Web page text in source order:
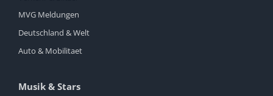
MVG Meldungen
Deutschland & Welt
Auto & Mobilitaet
Musik & Stars